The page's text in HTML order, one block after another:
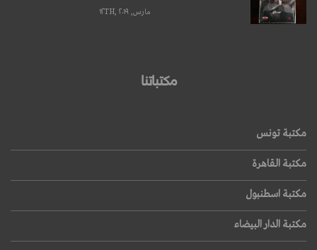
مارس, ۱۲TH, ۲۰۱۹
مكتباتنا
مكتبة تونس
مكتبة القاهرة
مكتبة اسطنبول
مكتبة الدار البيضاء